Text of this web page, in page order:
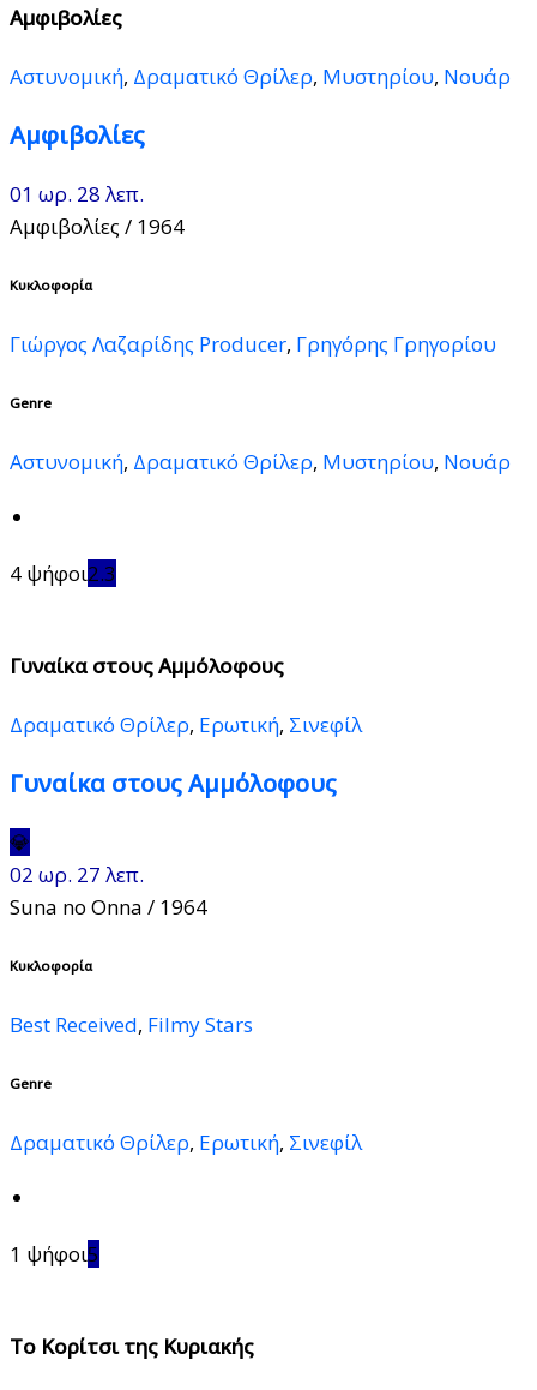
Αμφιβολίες
Αστυνομική, Δραματικό Θρίλερ, Μυστηρίου, Νουάρ
Αμφιβολίες
01 ωρ. 28 λεπ.
Αμφιβολίες / 1964
Κυκλοφορία
Γιώργος Λαζαρίδης Producer, Γρηγόρης Γρηγορίου
Genre
Αστυνομική, Δραματικό Θρίλερ, Μυστηρίου, Νουάρ
4 ψήφοι2.3
Γυναίκα στους Αμμόλοφους
Δραματικό Θρίλερ, Ερωτική, Σινεφίλ
Γυναίκα στους Αμμόλοφους
💎
02 ωρ. 27 λεπ.
Suna no Onna / 1964
Κυκλοφορία
Best Received, Filmy Stars
Genre
Δραματικό Θρίλερ, Ερωτική, Σινεφίλ
1 ψήφοι5
Το Κορίτσι της Κυριακής